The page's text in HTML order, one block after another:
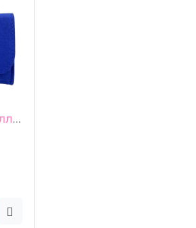
Сумочка для роллеров 6 ячеек синяя